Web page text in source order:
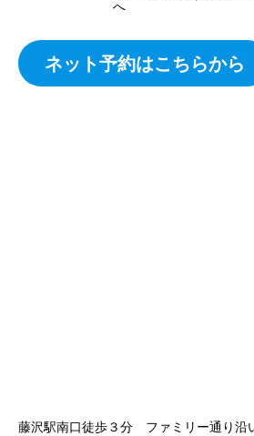
へ
ネット予約はこちらから
藤沢駅南口徒歩３分 ファミリー通り沿